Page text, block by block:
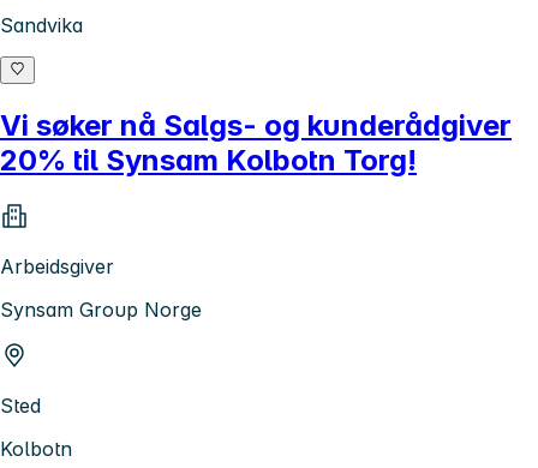
Sandvika
Vi søker nå Salgs- og kunderådgiver
20% til Synsam Kolbotn Torg!
Arbeidsgiver
Synsam Group Norge
Sted
Kolbotn